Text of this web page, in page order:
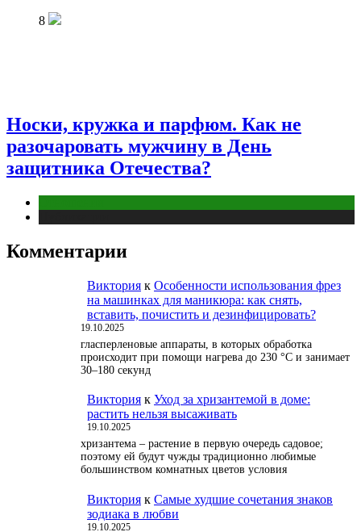
8
Носки, кружка и парфюм. Как не
разочаровать мужчину в День
защитника Отечества?
Комментарии
Виктория к Особенности использования фрез
на машинках для маникюра: как снять,
вставить, почистить и дезинфицировать?
19.10.2025
гласперленовые аппараты, в которых обработка
происходит при помощи нагрева до 230 °С и занимает
30–180 секунд
Виктория к Уход за хризантемой в доме:
растить нельзя высаживать
19.10.2025
хризантема – растение в первую очередь садовое;
поэтому ей будут чужды традиционно любимые
большинством комнатных цветов условия
Виктория к Самые худшие сочетания знаков
зодиака в любви
19.10.2025